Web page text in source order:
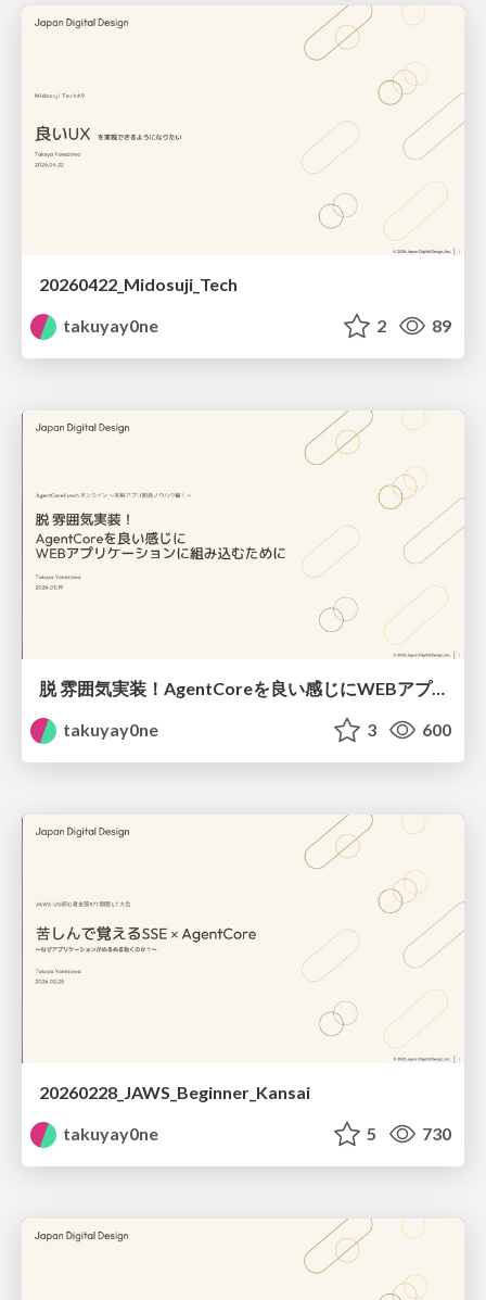
20260422_Midosuji_Tech
takuyay0ne
2 89
脱 雰囲気実装！ AgentCoreを良い感じに WEBアプリケーションに組み込むために
takuyay0ne
3 600
20260228_JAWS_Beginner_Kansai
takuyay0ne
5 730